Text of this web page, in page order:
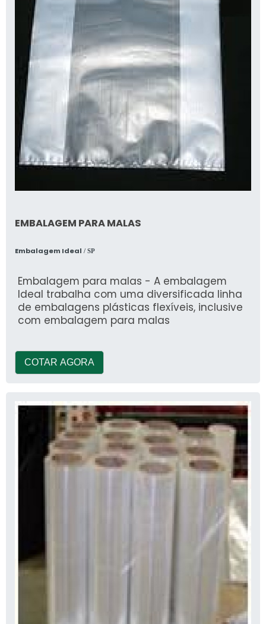
EMBALAGEM PARA MALAS
Embalagem Ideal / SP
Embalagem para malas - A embalagem
Ideal trabalha com uma diversificada linha
de embalagens plásticas flexíveis, inclusive
com embalagem para malas
COTAR AGORA